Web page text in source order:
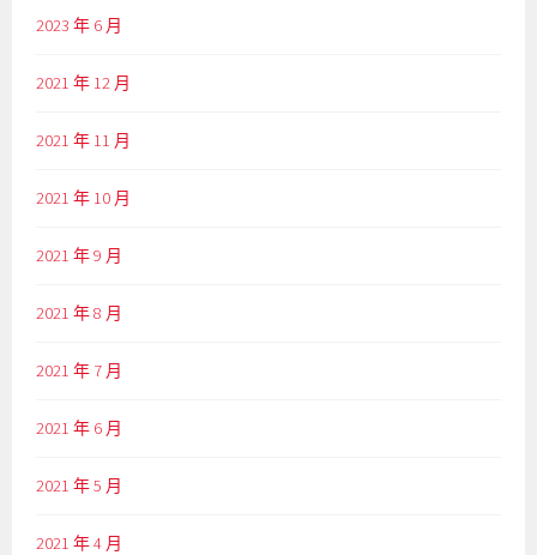
2023 年 6 月
2021 年 12 月
2021 年 11 月
2021 年 10 月
2021 年 9 月
2021 年 8 月
2021 年 7 月
2021 年 6 月
2021 年 5 月
2021 年 4 月